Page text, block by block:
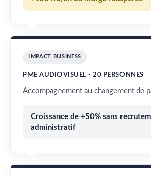
IMPACT BUSINESS
PME AUDIOVISUEL · 20 PERSONNES
Accompagnement au changement de
Croissance de +50% sans
administratif